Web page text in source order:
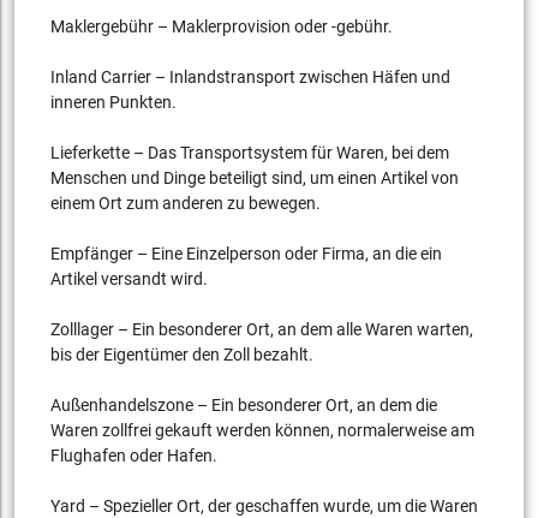
Maklergebühr – Maklerprovision oder -gebühr.
Inland Carrier – Inlandstransport zwischen Häfen und
inneren Punkten.
Lieferkette – Das Transportsystem für Waren, bei dem
Menschen und Dinge beteiligt sind, um einen Artikel von
einem Ort zum anderen zu bewegen.
Empfänger – Eine Einzelperson oder Firma, an die ein
Artikel versandt wird.
Zolllager – Ein besonderer Ort, an dem alle Waren warten,
bis der Eigentümer den Zoll bezahlt.
Außenhandelszone – Ein besonderer Ort, an dem die
Waren zollfrei gekauft werden können, normalerweise am
Flughafen oder Hafen.
Yard – Spezieller Ort, der geschaffen wurde, um die Waren